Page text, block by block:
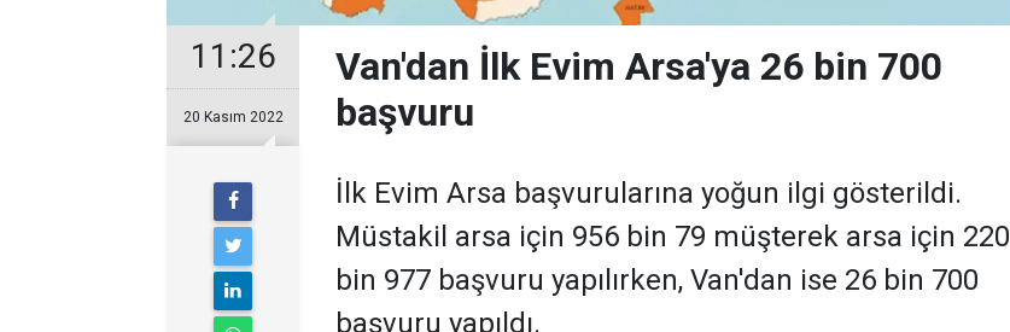
11:26
20 Kasım 2022
Van'dan İlk Evim Arsa'ya 26 bin 700
başvuru
İlk Evim Arsa başvurularına yoğun ilgi gösterildi.
Müstakil arsa için 956 bin 79 müşterek arsa için 220
bin 977 başvuru yapılırken, Van'dan ise 26 bin 700
başvuru yapıldı.